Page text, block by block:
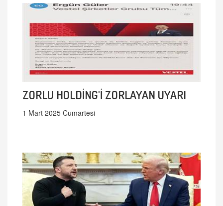
ZORLU HOLDİNG'İ ZORLAYAN UYARI
1 Mart 2025 Cumartesi